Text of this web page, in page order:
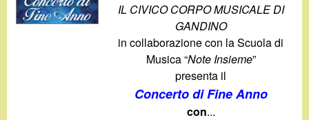
IL CIVICO CORPO MUSICALE DI
GANDINO
in collaborazione con la Scuola di
Musica “Note Insieme”
presenta il
Concerto di Fine Anno
con...